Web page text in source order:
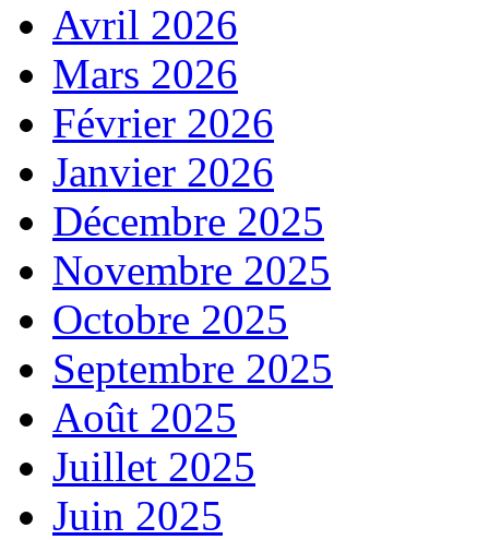
Avril 2026
Mars 2026
Février 2026
Janvier 2026
Décembre 2025
Novembre 2025
Octobre 2025
Septembre 2025
Août 2025
Juillet 2025
Juin 2025